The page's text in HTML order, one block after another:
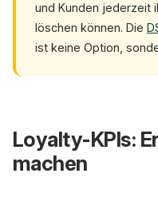
und Kunden jederzeit
löschen können. Die
ist keine Option,
Loyalty-KPIs:
machen